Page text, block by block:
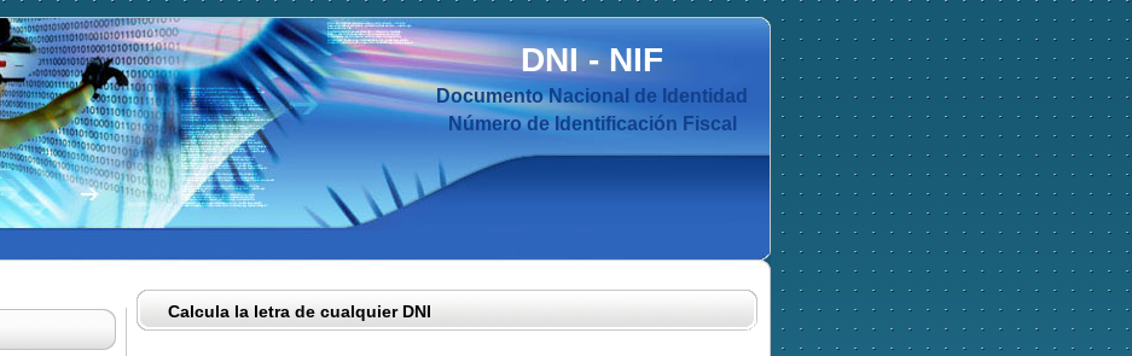
DNI-NIF
Documento Nacional de Identidad
Número de Identificación Fiscal
Calcula la letra de cualquier DNI